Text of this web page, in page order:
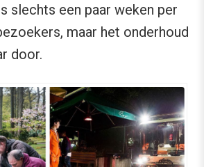
slechts een paar weken per
maar het onderhoud
door.